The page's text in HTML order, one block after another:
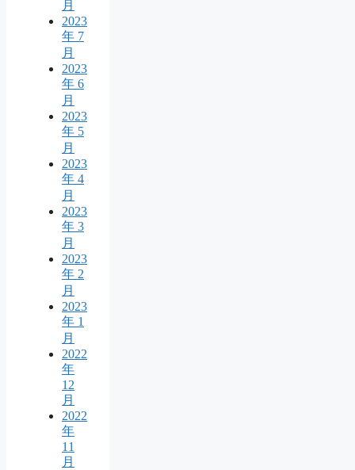
月
2023
年 7
月
2023
年 6
月
2023
年 5
月
2023
年 4
月
2023
年 3
月
2023
年 2
月
2023
年 1
月
2022
年
12
月
2022
年
11
月